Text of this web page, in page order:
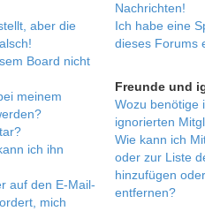
aber die
Board nicht
meinem
ich ihn
auf den E-Mail-
mich
Nachrichten!
Ich habe eine
dieses Forums
Freunde und
Wozu benötige
ignorierten
Wie kann ich
oder zur Liste
hinzufügen
entfernen?